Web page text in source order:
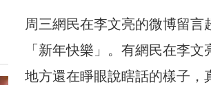
周三網民在李文亮的微博留
「新年快樂」。有網民在李
地方還在睜眼說瞎話的樣子